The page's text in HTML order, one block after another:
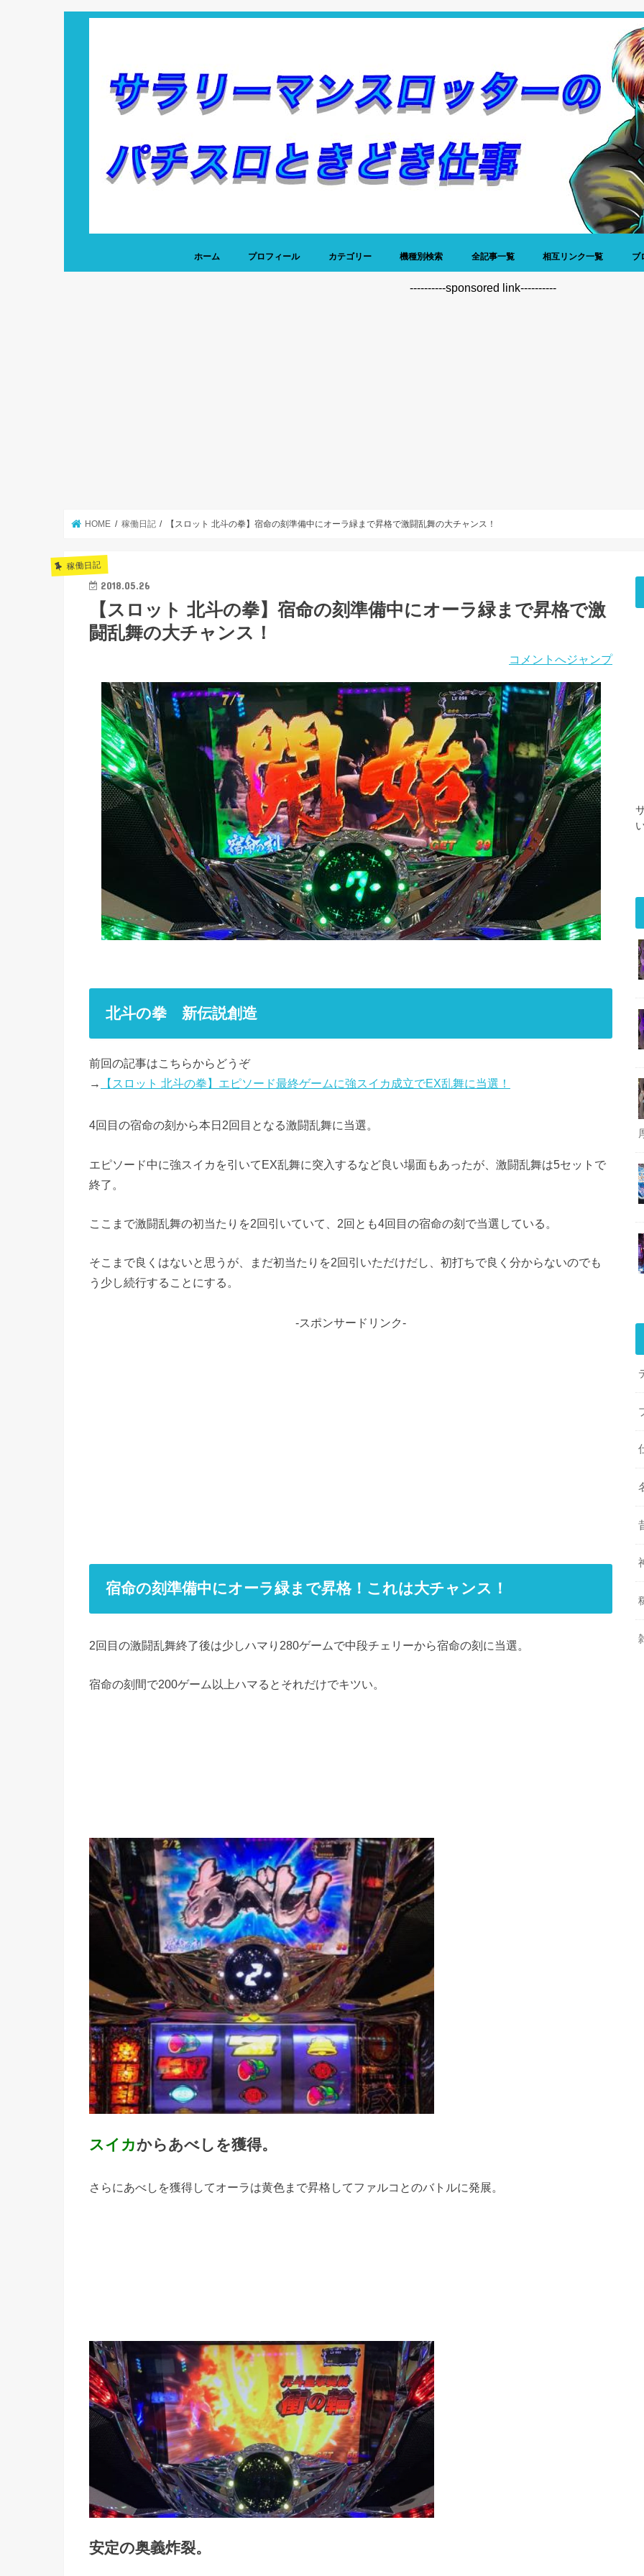
ホーム プロフィール カテゴリー 機種別検索 全記事一覧 相互リンク一覧 ブ
----------sponsored link----------
HOME 稼働日記 【スロット 北斗の拳】宿命の刻準備中にオーラ緑まで昇格で激闘乱舞の大チャンス！
稼働日記
2018.05.26
【スロット 北斗の拳】宿命の刻準備中にオーラ緑まで昇格で激
闘乱舞の大チャンス！
コメントへジャンプ
北斗の拳 新伝説創造
前回の記事はこちらからどうぞ
→
【スロット 北斗の拳】エピソード最終ゲームに強スイカ成立でEX乱舞に当選！
4回目の宿命の刻から本日2回目となる激闘乱舞に当選。
エピソード中に強スイカを引いてEX乱舞に突入するなど良い場面もあったが、激闘乱舞は5セットで
終了。
ここまで激闘乱舞の初当たりを2回引いていて、2回とも4回目の宿命の刻で当選している。
そこまで良くはないと思うが、まだ初当たりを2回引いただけだし、初打ちで良く分からないのでも
う少し続行することにする。
-スポンサードリンク-
宿命の刻準備中にオーラ緑まで昇格！これは大チャンス！
2回目の激闘乱舞終了後は少しハマり280ゲームで中段チェリーから宿命の刻に当選。
宿命の刻間で200ゲーム以上ハマるとそれだけでキツい。
スイカからあべしを獲得。
さらにあべしを獲得してオーラは黄色まで昇格してファルコとのバトルに発展。
安定の奥義炸裂。